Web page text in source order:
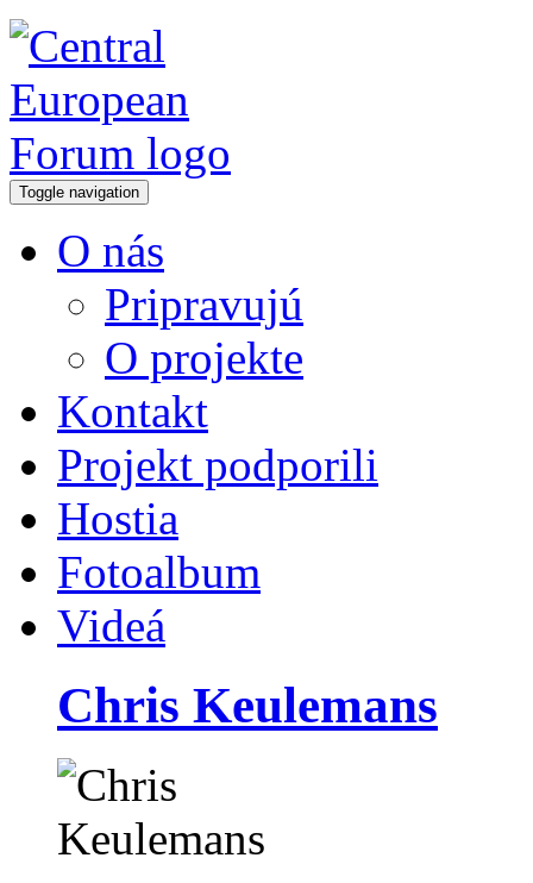
Toggle navigation
O nás
Pripravujú
O projekte
Kontakt
Projekt podporili
Hostia
Fotoalbum
Videá
Chris Keulemans